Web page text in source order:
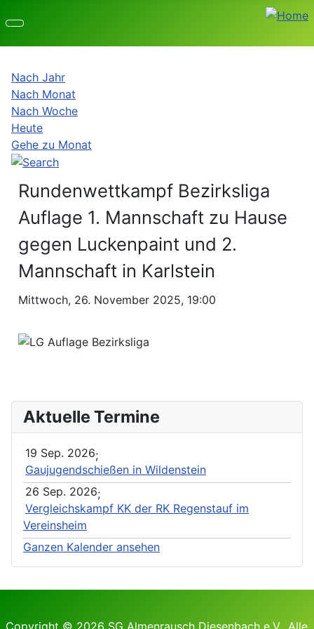
Nach Jahr
Nach Monat
Nach Woche
Heute
Gehe zu Monat
Rundenwettkampf Bezirksliga
Auflage 1. Mannschaft zu Hause
gegen Luckenpaint und 2.
Mannschaft in Karlstein
Mittwoch, 26. November 2025, 19:00
Aktuelle Termine
19 Sep. 2026;
Gaujugendschießen in Wildenstein
26 Sep. 2026;
Vergleichskampf KK der RK Regenstauf im
Vereinsheim
Ganzen Kalender ansehen
Copyright © 2026 SG Almenrausch Diesenbach e.V.. Alle